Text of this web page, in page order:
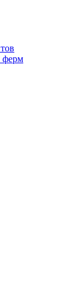
ферм